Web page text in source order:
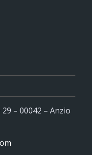
– 00042 – Anzio